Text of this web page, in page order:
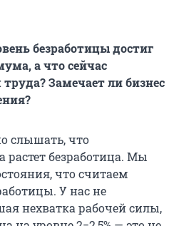
безработицы достиг
а что сейчас
Замечает ли бизнес
слышать, что
растет безработица. Мы
что считаем
У нас не
нехватка рабочей силы,